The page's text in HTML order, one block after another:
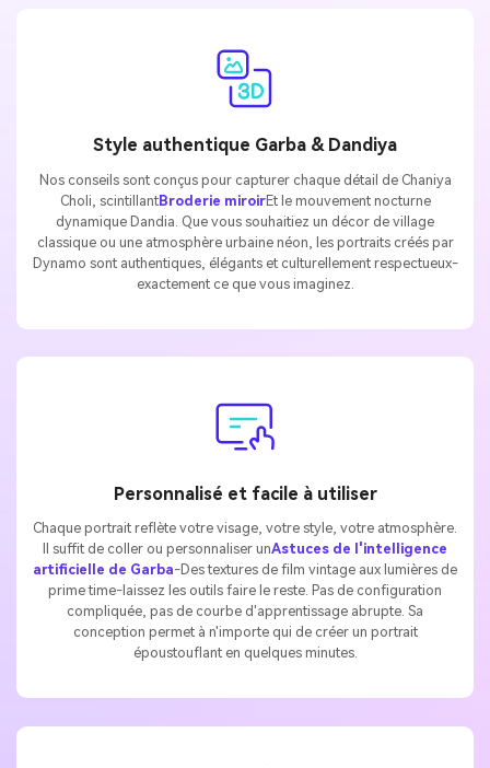
Style authentique Garba & Dandiya
Nos conseils sont conçus pour capturer chaque détail de Chaniya
Choli, scintillantBroderie miroirEt le mouvement nocturne
dynamique Dandia. Que vous souhaitiez un décor de village
classique ou une atmosphère urbaine néon, les portraits créés par
Dynamo sont authentiques, élégants et culturellement respectueux-
exactement ce que vous imaginez.
Personnalisé et facile à utiliser
Chaque portrait reflète votre visage, votre style, votre atmosphère.
Il suffit de coller ou personnaliser unAstuces de l'intelligence
artificielle de Garba-Des textures de film vintage aux lumières de
prime time-laissez les outils faire le reste. Pas de configuration
compliquée, pas de courbe d'apprentissage abrupte. Sa
conception permet à n'importe qui de créer un portrait
époustouflant en quelques minutes.